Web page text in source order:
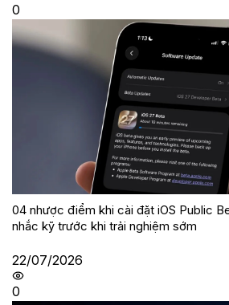
0
04 nhược điểm khi cài đặt iOS Public
nhắc kỹ trước khi trải nghiệm sớm
22/07/2026
0